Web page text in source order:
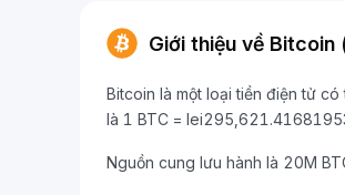
Giới thiệu về Bitcoin
Bitcoin là một loại tiền điện tử
là 1 BTC =
Nguồn cung lưu hành là 20M